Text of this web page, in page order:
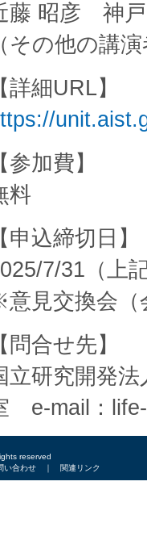
藤 昭彦 神戸
（その他の講
【詳細URL】
【参加費】
料
【申込締切日】
7/31（上
見交換会（
【問合せ先】
⽴研究開発
e-mail：life-
reserved
い合わせ ｜ 関連リンク